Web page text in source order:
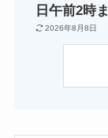
日午前2時
2026年8月8日